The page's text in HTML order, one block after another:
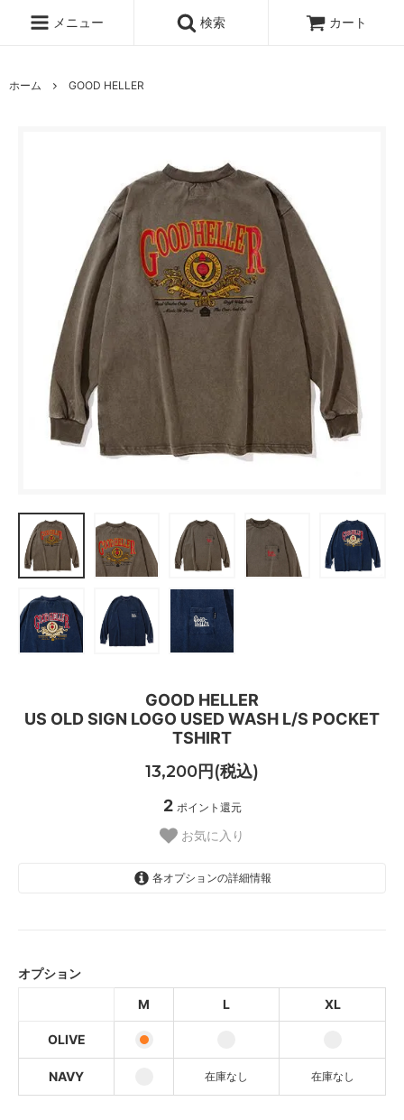
メニュー 検索 カート
ホーム GOOD HELLER
GOOD HELLER
US OLD SIGN LOGO USED WASH L/S POCKET
TSHIRT
13,200円(税込)
2 ポイント還元
お気に入り
各オプションの詳細情報
M
L
SOLD OUT
オプション
M
L XL
OLIVE
NAVY 在庫なし 在庫なし